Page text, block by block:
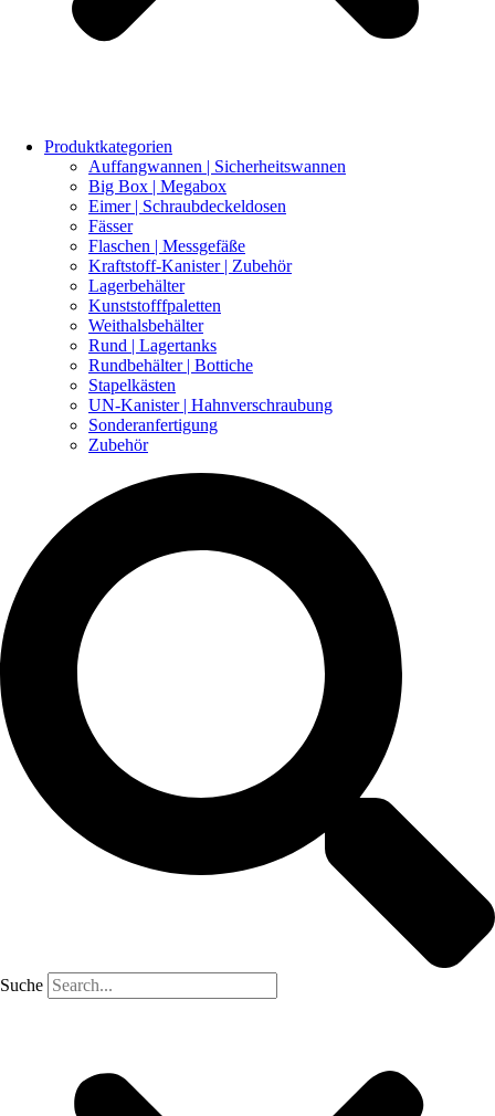
Produktkategorien
Auffangwannen | Sicherheitswannen
Big Box | Megabox
Eimer | Schraubdeckeldosen
Fässer
Flaschen | Messgefäße
Kraftstoff-Kanister | Zubehör
Lagerbehälter
Kunststofffpaletten
Weithalsbehälter
Rund | Lagertanks
Rundbehälter | Bottiche
Stapelkästen
UN-Kanister | Hahnverschraubung
Sonderanfertigung
Zubehör
Suche